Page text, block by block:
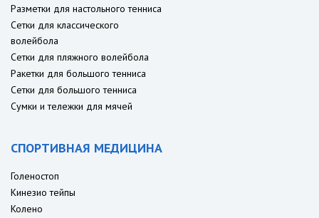
Разметки для настольного тенниса
Сетки для классического
волейбола
Сетки для пляжного волейбола
Ракетки для большого тенниса
Сетки для большого тенниса
Сумки и тележки для мячей
СПОРТИВНАЯ МЕДИЦИНА
Голеностоп
Кинезио тейпы
Колено